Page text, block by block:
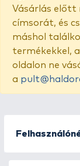
Vásárlás előtt
címsorát, és
máshol
termékekkel,
oldalon ne
a